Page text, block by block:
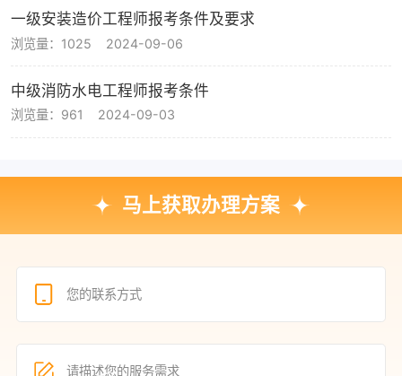
一级安装造价工程师报考条件及要求
浏览量：1025 2024-09-06
中级消防水电工程师报考条件
浏览量：961 2024-09-03
马上获取办理方案